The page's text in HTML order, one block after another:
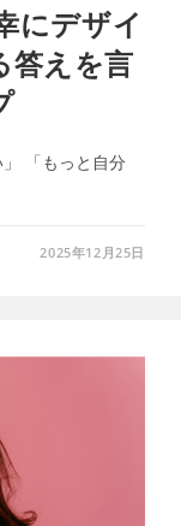
にデザイ
答えを言
「もっと自分
2025年12月25日